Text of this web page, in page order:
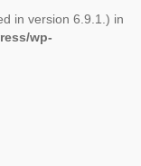
in version 6.9.1.) in
wp-